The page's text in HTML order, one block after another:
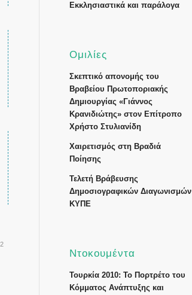
Εκκλησιαστικά και παράλογα
Ομιλίες
Σκεπτικό απονομής του
Βραβείου Πρωτοποριακής
Δημιουργίας «Γιάννος
Κρανιδιώτης» στον Επίτροπο
Χρήστο Στυλιανίδη
Χαιρετισμός στη Βραδιά
Ποίησης
Τελετή Βράβευσης
Δημοσιογραφικών Διαγωνισμών
ΚΥΠΕ
Ντοκουμέντα
Τουρκία 2010: Το Πορτρέτο του
Κόμματος Ανάπτυξης και